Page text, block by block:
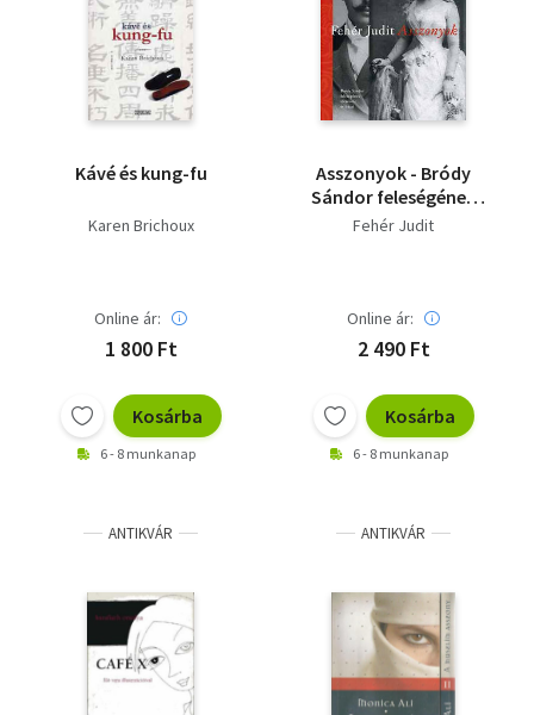
Kávé és kung-fu
Karen Brichoux
Online ár:
1 800 Ft
Kosárba
6 - 8 munkanap
Asszonyok - Bródy
Sándor feleségének
története és írásai
Fehér Judit
Online ár:
2 490 Ft
Kosárba
6 - 8 munkanap
ANTIKVÁR ANTIKVÁR